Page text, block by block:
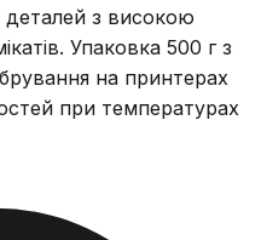
деталей з високою
Упаковка 500 г з
на принтерах
при температурах